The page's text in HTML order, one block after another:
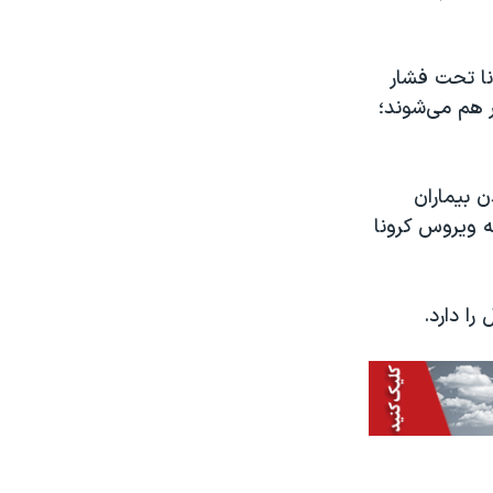
تحت فشار
هم می‌شوند؛
کردن بیماران
ویروس کرونا